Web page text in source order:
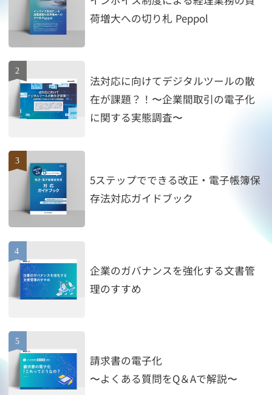
荷増大への切り札 Peppol
法対応に向けてデジタルツールの散
在が課題？！〜企業間取引の電子化
に関する実態調査〜
5ステップでできる改正・電子帳簿保
存法対応ガイドブック
企業のガバナンスを強化する文書管
理のすすめ
請求書の電子化
〜よくある質問をQ＆Aで解説〜